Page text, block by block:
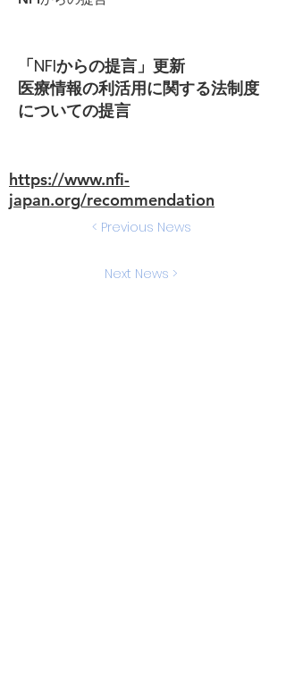
「NFIからの提言」更新
医療情報の利活用に関する法制度
についての提言
https://www.nfi-
japan.org/recommendation
< Previous News
Next News >